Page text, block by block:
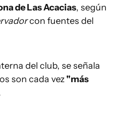
de Las Acacias, según
con fuentes del
del club, se señala
son cada vez "más